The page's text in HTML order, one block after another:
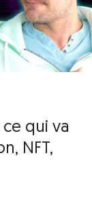
qui va
NFT,